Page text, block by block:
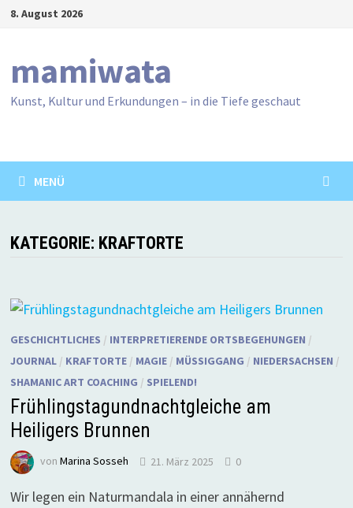
Zum8. August 2026
mamiwata
Kunst, Kultur und Erkundungen – in die Tiefe geschaut
MENÜ
KATEGORIE: KRAFTORTE
GESCHICHTLICHES / INTERPRETIERENDE ORTSBEGEHUNGEN /
JOURNAL/ KRAFTORTE/ MAGIE/ MÜSSIGGANG / NIEDERSACHSEN /
SHAMANIC ART COACHING / SPIELEND!
Frühlingstagundnachtgleiche am
Heiligers Brunnen
von Marina Sosseh 21. März 2025 0
Wir legen ein Naturmandala in einer annähernd